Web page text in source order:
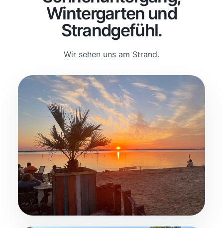
Wintergarten und
Strandgefühl.
Wir sehen uns am Strand.